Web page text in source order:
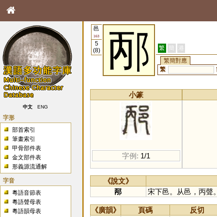
中文 ENG
字形
部首索引
筆畫索引
甲骨部件表
金文部件表
形義源流通解
字音
粵語音節表
粵語聲母表
粵語韻母表
邑
163
5
(8)
邴 繁 簡
港
繁簡對應
繁
小篆
字例: 1/1
《說文》
邴
宋下邑。从邑，丙聲
《廣韻》 頁碼
反切